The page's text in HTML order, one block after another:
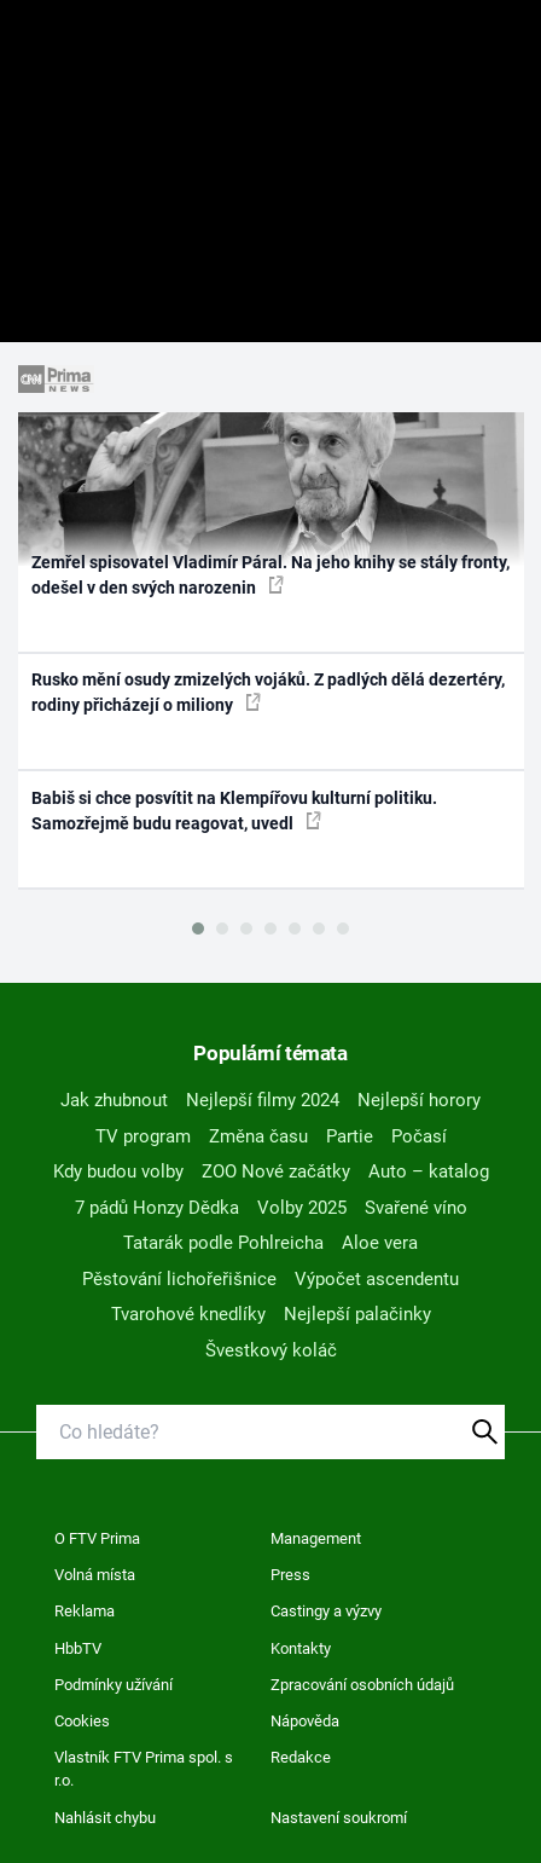
Zemřel spisovatel Vladimír Páral. Na jeho knihy se stály fronty,
odešel v den svých narozenin
Rusko mění osudy zmizelých vojáků. Z padlých dělá dezertéry,
rodiny přicházejí o miliony
Babiš si chce posvítit na Klempířovu kulturní politiku.
Samozřejmě budu reagovat, uvedl
Populární témata
Jak zhubnout Nejlepší filmy 2024
Nejlepší horory
TV program
Změna času Partie
Počasí
Kdy budou volby
ZOO Nové začátky
Auto – katalog
7 pádů Honzy Dědka
Volby 2025
Svařené víno
Tatarák podle Pohlreicha
Aloe vera
Pěstování lichořeřišnice
Výpočet ascendentu
Tvarohové knedlíky
Nejlepší palačinky
Švestkový koláč
O FTV Prima Management
Volná místa Press
Reklama Castingy a výzvy
HbbTV Kontakty
Podmínky užívání Zpracování osobních údajů
Cookies Nápověda
Vlastník FTV Prima spol. s
r.o.
Redakce
Nahlásit chybu Nastavení soukromí